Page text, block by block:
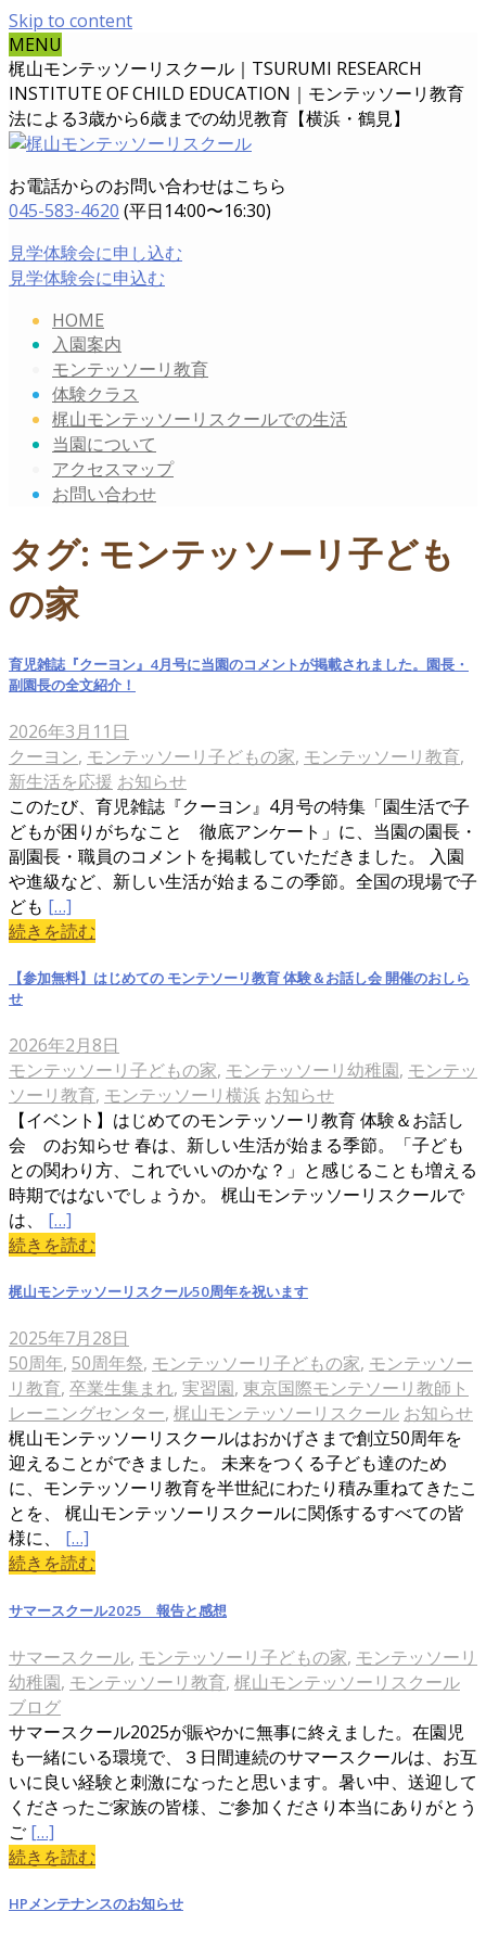
Skip to content
MENU
梶山モンテッソーリスクール｜TSURUMI RESEARCH
INSTITUTE OF CHILD EDUCATION｜ モンテッソーリ教育
法による3歳から6歳までの幼児教育【横浜・鶴見】
お電話からのお問い合わせはこちら
045-583-4620 (平日14:00〜16:30)
見学体験会に申し込む
見学体験会に申込む
HOME
入園案内
モンテッソーリ教育
体験クラス
梶山モンテッソーリスクールでの生活
当園について
アクセスマップ
お問い合わせ
タグ: モンテッソーリ子ども
の家
育児雑誌『クーヨン』4月号に当園のコメントが掲載されました。園長・
副園長の全文紹介！
2026年3月11日
クーヨン, モンテッソーリ子どもの家, モンテッソーリ教育,
新生活を応援 お知らせ
このたび、育児雑誌『クーヨン』4月号の特集「園生活で子
どもが困りがちなこと 徹底アンケート」に、当園の園長・
副園長・職員のコメントを掲載していただきました。 入園
や進級など、新しい生活が始まるこの季節。全国の現場で子
ども […]
続きを読む
【参加無料】はじめての モンテソーリ教育 体験＆お話し会 開催のおしら
せ
2026年2月8日
モンテッソーリ子どもの家, モンテッソーリ幼稚園, モンテッ
ソーリ教育, モンテッソーリ横浜 お知らせ
【イベント】はじめてのモンテッソーリ教育 体験＆お話し
会 のお知らせ 春は、新しい生活が始まる季節。「子ども
との関わり方、これでいいのかな？」と感じることも増える
時期ではないでしょうか。 梶山モンテッソーリスクールで
は、 […]
続きを読む
梶山モンテッソーリスクール50周年を祝います
2025年7月28日
50周年, 50周年祭, モンテッソーリ子どもの家, モンテッソー
リ教育, 卒業生集まれ, 実習園, 東京国際モンテソーリ教師ト
レーニングセンター, 梶山モンテッソーリスクール お知らせ
梶山モンテッソーリスクールはおかげさまで創立50周年を
迎えることができました。 未来をつくる子ども達のため
に、モンテッソーリ教育を半世紀にわたり積み重ねてきたこ
とを、 梶山モンテッソーリスクールに関係するすべての皆
様に、 […]
続きを読む
サマースクール2025 報告と感想
サマースクール, モンテッソーリ子どもの家, モンテッソーリ
幼稚園, モンテッソーリ教育, 梶山モンテッソーリスクール
ブログ
サマースクール2025が賑やかに無事に終えました。在園児
も一緒にいる環境で、３日間連続のサマースクールは、お互
いに良い経験と刺激になったと思います。暑い中、送迎して
くださったご家族の皆様、ご参加くださり本当にありがとう
ご […]
続きを読む
HPメンテナンスのお知らせ